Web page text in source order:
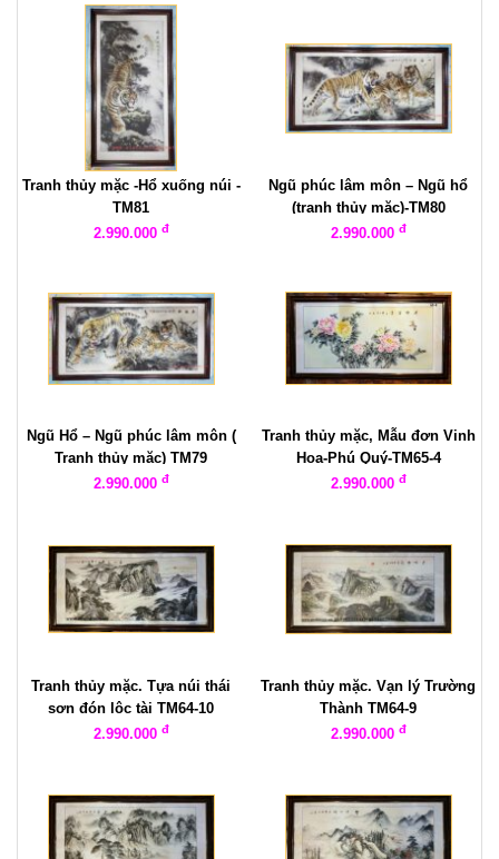
Tranh thủy mặc -Hổ xuống núi -
TM81
2.990.000 đ
Ngũ phúc lâm môn – Ngũ hổ
(tranh thủy mặc)-TM80
2.990.000 đ
Ngũ Hổ – Ngũ phúc lâm môn (
Tranh thủy mặc) TM79
2.990.000 đ
Tranh thủy mặc, Mẫu đơn Vinh
Hoa-Phú Quý-TM65-4
2.990.000 đ
Tranh thủy mặc. Tựa núi thái
sơn đón lộc tài TM64-10
2.990.000 đ
Tranh thủy mặc. Vạn lý Trường
Thành TM64-9
2.990.000 đ